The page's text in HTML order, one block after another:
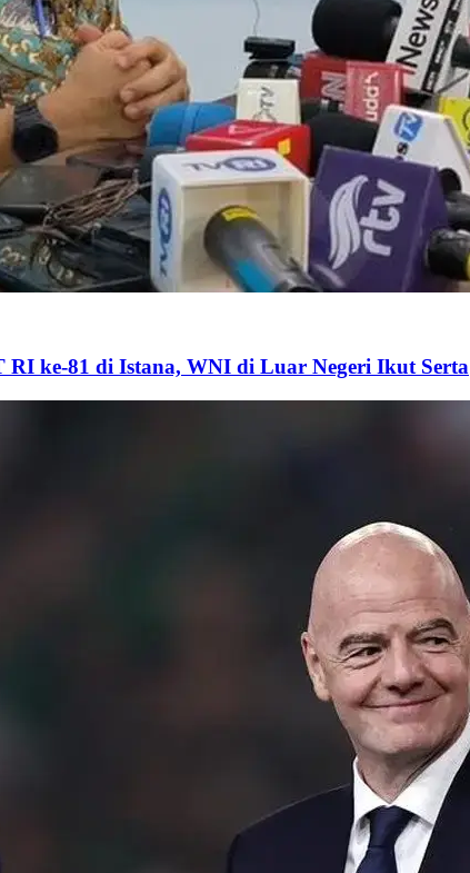
RI ke-81 di Istana, WNI di Luar Negeri Ikut Serta